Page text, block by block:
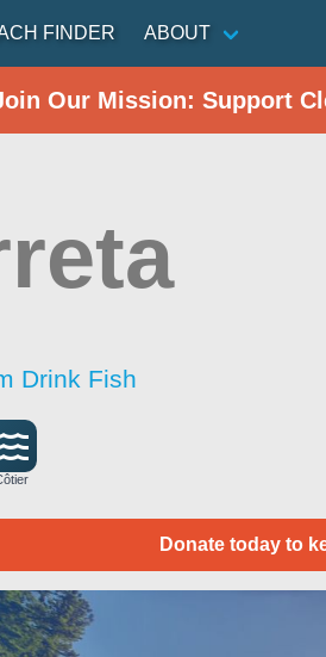
FINDER ABOUT
Our Mission: Support
Drink Fish
Donate today to